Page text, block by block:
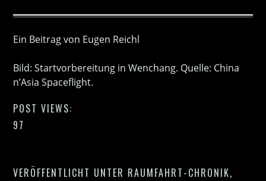
Ein Beitrag von Eugen Reichl
Bild: Startvorbereitung in Wenchang. Quelle: China
n’Asia Spaceflight.
POST VIEWS:
97
VERÖFFENTLICHT UNTER RAUMFAHRT-CHRONIK,